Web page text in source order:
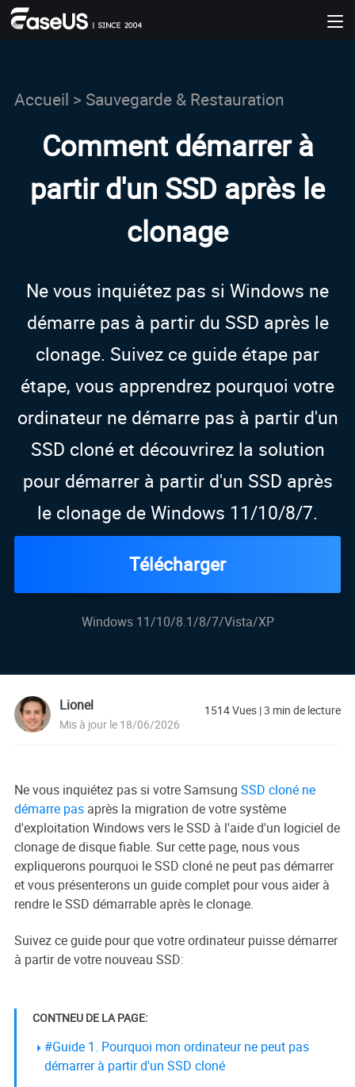
Accueil > Sauvegarde & Restauration
Comment démarrer à
partir d'un SSD après le
clonage
Ne vous inquiétez pas si Windows ne
démarre pas à partir du SSD après le
clonage. Suivez ce guide étape par
étape, vous apprendrez pourquoi votre
ordinateur ne démarre pas à partir d'un
SSD cloné et découvrirez la solution
pour démarrer à partir d'un SSD après
le clonage de Windows 11/10/8/7.
Télécharger
Windows 11/10/8.1/8/7/Vista/XP
Lionel
Mis à jour le 18/06/2026
1514Vues |3 min de lecture
Ne vous inquiétez pas si votre Samsung SSD cloné ne
démarre pasaprès la migration de votre système
d'exploitation Windows vers le SSD à l'aide d'un logiciel de
clonage de disque fiable. Sur cette page, nous vous
expliquerons pourquoi le SSD cloné ne peut pas démarrer
et vous présenterons un guide complet pour vous aider à
rendre le SSD démarrable après le clonage.
Suivez ce guide pour que votre ordinateur puisse démarrer
à partir de votre nouveau SSD:
CONTNEU DE LA PAGE:
#Guide 1. Pourquoi mon ordinateur ne peut pas
démarrer à partir d'un SSD cloné